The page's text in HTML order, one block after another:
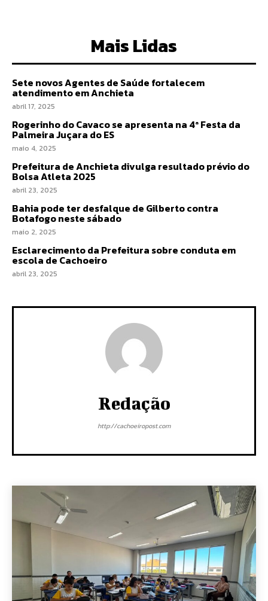
Mais Lidas
Sete novos Agentes de Saúde fortalecem
atendimento em Anchieta
abril 17, 2025
Rogerinho do Cavaco se apresenta na 4ª Festa da
Palmeira Juçara do ES
maio 4, 2025
Prefeitura de Anchieta divulga resultado prévio do
Bolsa Atleta 2025
abril 23, 2025
Bahia pode ter desfalque de Gilberto contra
Botafogo neste sábado
maio 2, 2025
Esclarecimento da Prefeitura sobre conduta em
escola de Cachoeiro
abril 23, 2025
Redação
http://cachoeiropost.com